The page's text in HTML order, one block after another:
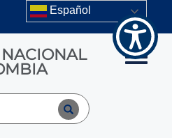
Español
Toggle